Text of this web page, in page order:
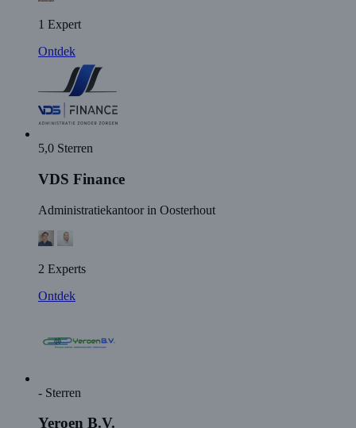
1 Expert
Ontdek
5,0 Sterren
VDS Finance
Administratiekantoor in Oosterhout
2 Experts
Ontdek
- Sterren
Yeroen B.V.